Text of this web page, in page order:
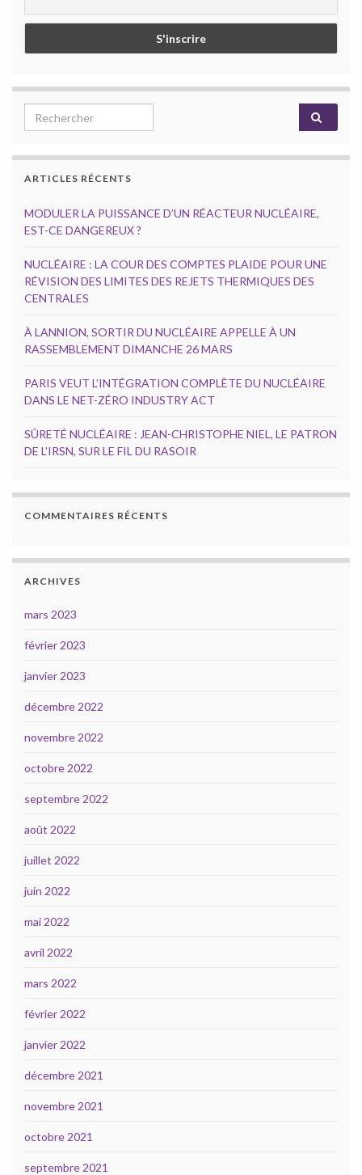
Search for:
ARTICLES RÉCENTS
MODULER LA PUISSANCE D’UN RÉACTEUR NUCLÉAIRE,
EST-CE DANGEREUX ?
NUCLÉAIRE : LA COUR DES COMPTES PLAIDE POUR UNE
RÉVISION DES LIMITES DES REJETS THERMIQUES DES
CENTRALES
À LANNION, SORTIR DU NUCLÉAIRE APPELLE À UN
RASSEMBLEMENT DIMANCHE 26 MARS
PARIS VEUT L’INTÉGRATION COMPLÈTE DU NUCLÉAIRE
DANS LE NET-ZÉRO INDUSTRY ACT
SÛRETÉ NUCLÉAIRE : JEAN-CHRISTOPHE NIEL, LE PATRON
DE L’IRSN, SUR LE FIL DU RASOIR
COMMENTAIRES RÉCENTS
ARCHIVES
mars 2023
février 2023
janvier 2023
décembre 2022
novembre 2022
octobre 2022
septembre 2022
août 2022
juillet 2022
juin 2022
mai 2022
avril 2022
mars 2022
février 2022
janvier 2022
décembre 2021
novembre 2021
octobre 2021
septembre 2021